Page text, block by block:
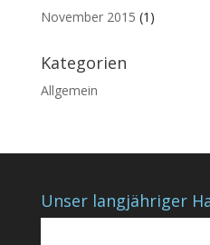
November 2015 (1)
Kategorien
Allgemein
Unser langjähriger